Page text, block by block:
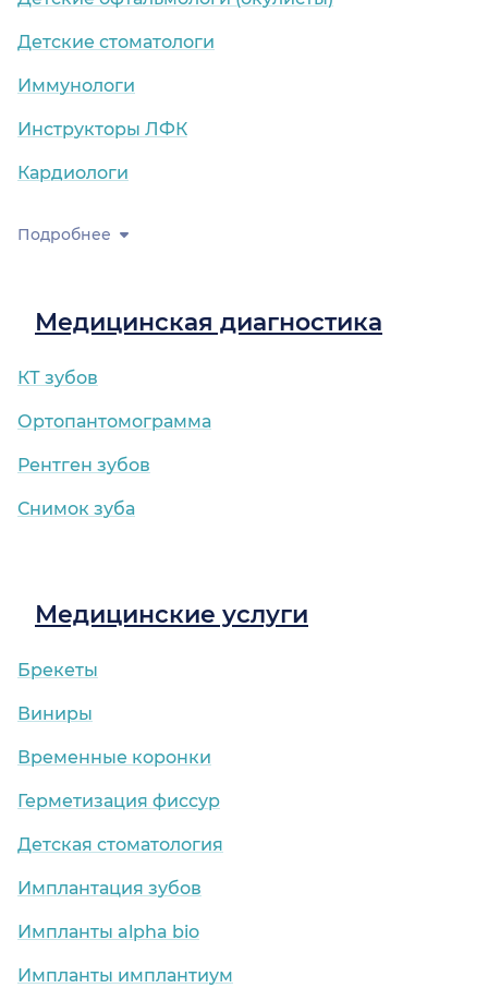
Детские стоматологи
Иммунологи
Инструкторы ЛФК
Кардиологи
Подробнее
Медицинская диагностика
КТ зубов
Ортопантомограмма
Рентген зубов
Снимок зуба
Медицинские услуги
Брекеты
Виниры
Временные коронки
Герметизация фиссур
Детская стоматология
Имплантация зубов
Импланты alpha bio
Импланты имплантиум